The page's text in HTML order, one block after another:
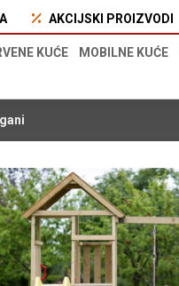
AKCIJSKI PROIZVODI
KUĆE MOBILNE KUĆE